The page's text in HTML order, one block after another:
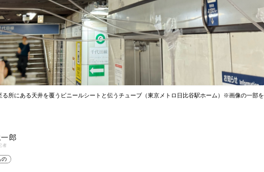
る所にある天井を覆うビニールシートと伝うチューブ（東京メトロ日比谷駅ホーム）※画像の一部を
郎
者
の